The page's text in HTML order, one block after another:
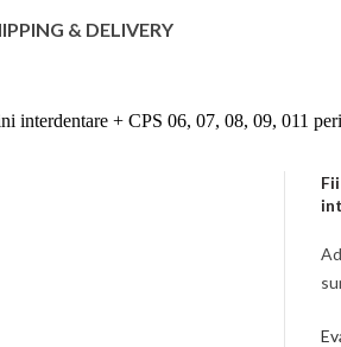
& DELIVERY
interdentare + CPS 06, 07, 08, 09, 011